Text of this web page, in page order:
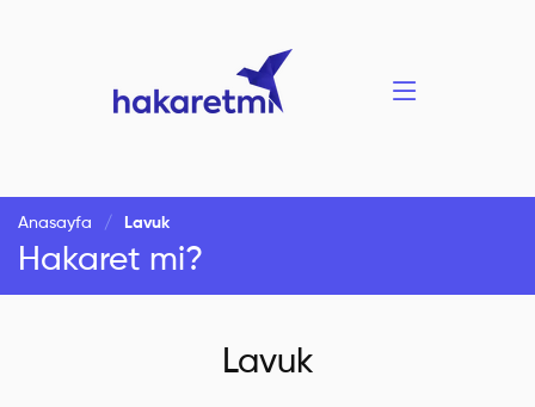
Anasayfa Lavuk
Hakaret mi?
Lavuk